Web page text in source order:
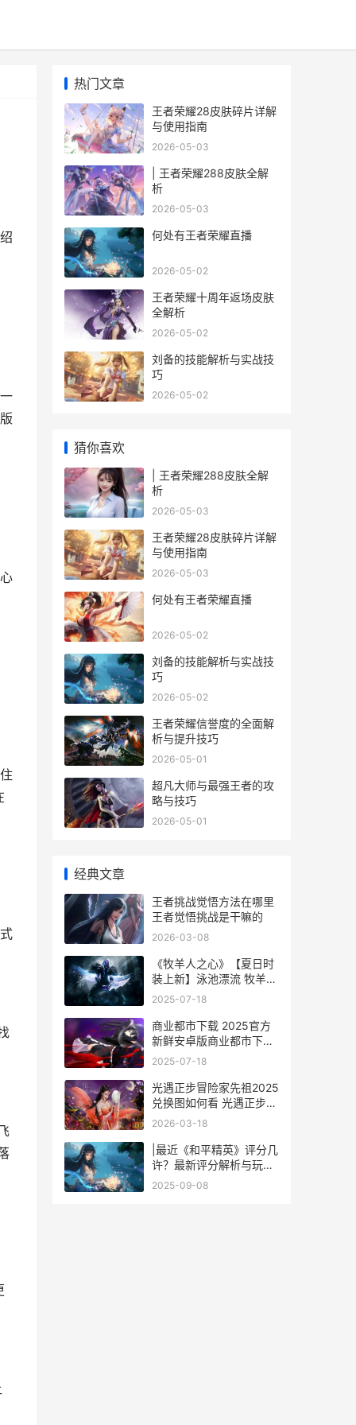
热门文章
王者荣耀28皮肤碎片详解
与使用指南
2026-05-03
| 王者荣耀288皮肤全解
析
2026-05-03
何处有王者荣耀直播
2026-05-02
王者荣耀十周年返场皮肤
全解析
2026-05-02
刘备的技能解析与实战技
巧
2026-05-02
猜你喜欢
| 王者荣耀288皮肤全解
析
2026-05-03
王者荣耀28皮肤碎片详解
与使用指南
2026-05-03
何处有王者荣耀直播
2026-05-02
刘备的技能解析与实战技
巧
2026-05-02
王者荣耀信誉度的全面解
析与提升技巧
2026-05-01
超凡大师与最强王者的攻
略与技巧
2026-05-01
经典文章
王者挑战觉悟方法在哪里
王者觉悟挑战是干嘛的
2026-03-08
《牧羊人之心》【夏日时
装上新】泳池漂流 牧羊人
之心卡布提莫哪里多
2025-07-18
商业都市下载 2025官方
新鲜安卓版商业都市下载
配置方式来了 商业都市下
2025-07-18
光遇正步冒险家先祖2025
兑换图如何看 光遇正步冒
险家兑换图
2026-03-18
|最近《和平精英》评分几
许？最新评分解析与玩法
攻略|
2025-09-08